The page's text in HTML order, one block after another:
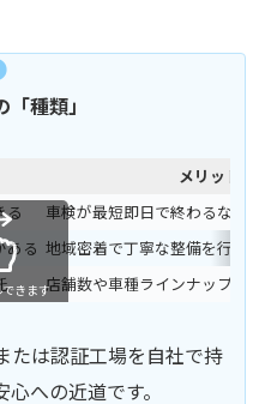
種類」
メリット
る
車検が最短即日で終わるなど
ある 地域密着で丁寧な整備を行う
店舗数や車種ラインナップが
きます
たは認証工場を自社で持
への近道です。